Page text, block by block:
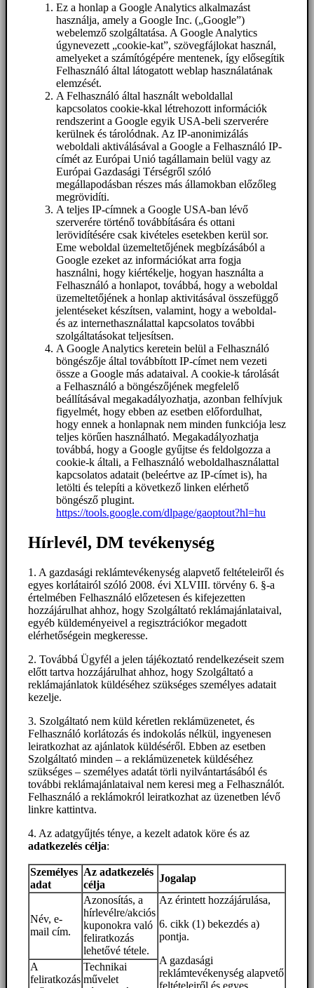
Ez a honlap a Google Analytics alkalmazást
használja, amely a Google Inc. („Google”)
webelemző szolgáltatása. A Google Analytics
úgynevezett „cookie-kat”, szövegfájlokat használ,
amelyeket a számítógépére mentenek, így elősegítik
Felhasználó által látogatott weblap használatának
elemzését.
A Felhasználó által használt weboldallal
kapcsolatos cookie-kkal létrehozott információk
rendszerint a Google egyik USA-beli szerverére
kerülnek és tárolódnak. Az IP-anonimizálás
weboldali aktiválásával a Google a Felhasználó IP-
címét az Európai Unió tagállamain belül vagy az
Európai Gazdasági Térségről szóló
megállapodásban részes más államokban előzőleg
megrövidíti.
A teljes IP-címnek a Google USA-ban lévő
szerverére történő továbbítására és ottani
lerövidítésére csak kivételes esetekben kerül sor.
Eme weboldal üzemeltetőjének megbízásából a
Google ezeket az információkat arra fogja
használni, hogy kiértékelje, hogyan használta a
Felhasználó a honlapot, továbbá, hogy a weboldal
üzemeltetőjének a honlap aktivitásával összefüggő
jelentéseket készítsen, valamint, hogy a weboldal-
és az internethasználattal kapcsolatos további
szolgáltatásokat teljesítsen.
A Google Analytics keretein belül a Felhasználó
böngészője által továbbított IP-címet nem vezeti
össze a Google más adataival. A cookie-k tárolását
a Felhasználó a böngészőjének megfelelő
beállításával megakadályozhatja, azonban felhívjuk
figyelmét, hogy ebben az esetben előfordulhat,
hogy ennek a honlapnak nem minden funkciója lesz
teljes körűen használható. Megakadályozhatja
továbbá, hogy a Google gyűjtse és feldolgozza a
cookie-k általi, a Felhasználó weboldalhasználattal
kapcsolatos adatait (beleértve az IP-címet is), ha
letölti és telepíti a következő linken elérhető
böngésző plugint.
https://tools.google.com/dlpage/gaoptout?hl=hu
Hírlevél, DM tevékenység
1. A gazdasági reklámtevékenység alapvető feltételeiről és
egyes korlátairól szóló 2008. évi XLVIII. törvény 6. §-a
értelmében Felhasználó előzetesen és kifejezetten
hozzájárulhat ahhoz, hogy Szolgáltató reklámajánlataival,
egyéb küldeményeivel a regisztrációkor megadott
elérhetőségein megkeresse.
2. Továbbá Ügyfél a jelen tájékoztató rendelkezéseit szem
előtt tartva hozzájárulhat ahhoz, hogy Szolgáltató a
reklámajánlatok küldéséhez szükséges személyes adatait
kezelje.
3. Szolgáltató nem küld kéretlen reklámüzenetet, és
Felhasználó korlátozás és indokolás nélkül, ingyenesen
leiratkozhat az ajánlatok küldéséről. Ebben az esetben
Szolgáltató minden – a reklámüzenetek küldéséhez
szükséges – személyes adatát törli nyilvántartásából és
további reklámajánlataival nem keresi meg a Felhasználót.
Felhasználó a reklámokról leiratkozhat az üzenetben lévő
linkre kattintva.
4. Az adatgyűjtés ténye, a kezelt adatok köre és az
adatkezelés célja:
Személyes
adat
Az adatkezelés
célja
Jogalap
Név, e-
mail cím.
Azonosítás, a
hírlevélre/akciós
kuponokra való
feliratkozás
lehetővé tétele.
Az érintett hozzájárulása,
6. cikk (1) bekezdés a)
pontja.
A gazdasági
reklámtevékenység alapvető
feltételeiről és egyes
A
feliratkozás
Technikai
művelet